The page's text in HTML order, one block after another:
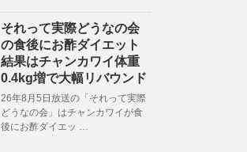
それって実際どうなの会
の食後にお酢ダイエット
結果はチャンカワイ体重
0.4kg増で大幅リバウンド
26年8月5日放送の「それって実際
どうなの会」はチャンカワイが食
後にお酢ダイエッ …